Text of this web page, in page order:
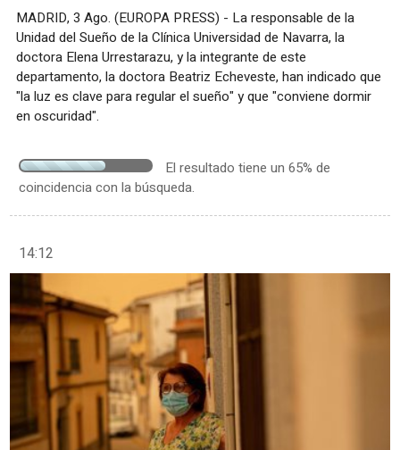
MADRID, 3 Ago. (EUROPA PRESS) - La responsable de la
Unidad del Sueño de la Clínica Universidad de Navarra, la
doctora Elena Urrestarazu, y la integrante de este
departamento, la doctora Beatriz Echeveste, han indicado que
"la luz es clave para regular el sueño" y que "conviene dormir
en oscuridad".
El resultado tiene un 65% de
coincidencia con la búsqueda.
14:12